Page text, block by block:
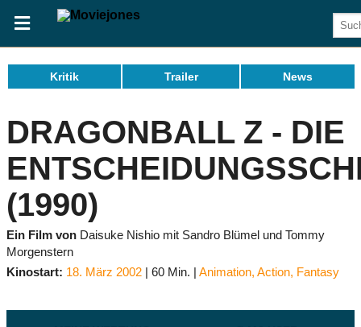
Kritik Trailer News
DRAGONBALL Z - DIE
(1990)
Ein Film von Daisuke Nishio mit Sandro Blümel und Tommy
Morgenstern
Kinostart: 18. März 2002 60 Min. Animation, Action, Fantasy